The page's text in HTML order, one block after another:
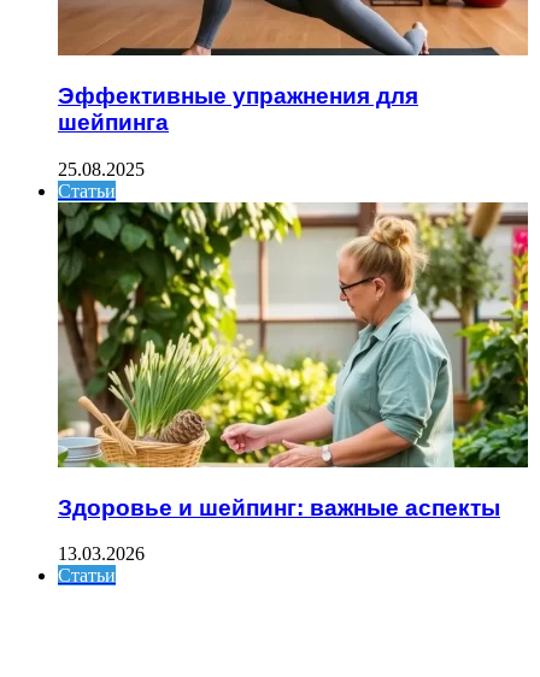
Эффективные упражнения для
шейпинга
25.08.2025
Статьи
Здоровье и шейпинг: важные аспекты
13.03.2026
Статьи